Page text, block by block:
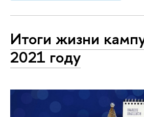
Итоги жизни
2021 году